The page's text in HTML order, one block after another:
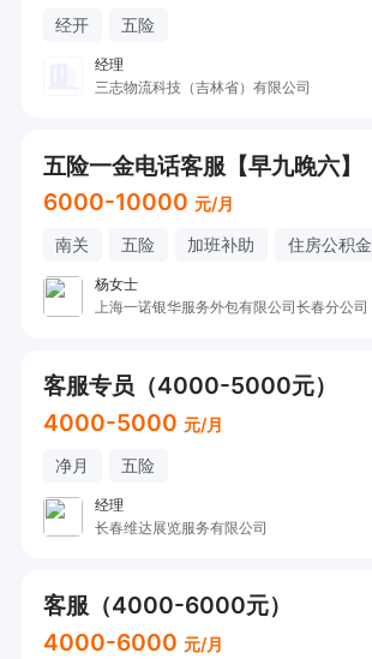
经开 五险
经理
三志物流科技（吉林省）有限公司
五险一金电话客服【早九晚六】
6000-10000 元/月
南关 五险 加班补助 住房公积金
杨女士
上海一诺银华服务外包有限公司长春分公司
客服专员（4000-5000元）
4000-5000 元/月
净月 五险
经理
长春维达展览服务有限公司
客服（4000-6000元）
4000-6000 元/月